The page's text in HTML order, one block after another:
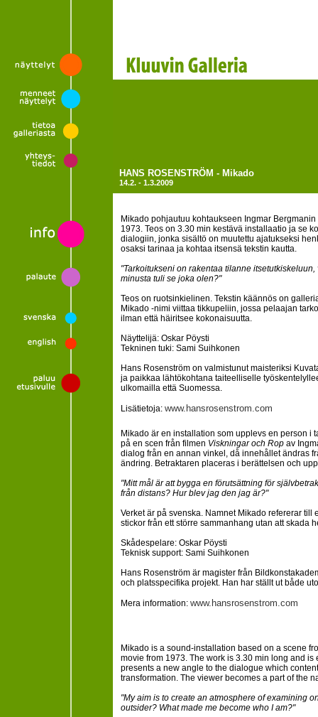
HANS ROSENSTRÖM - Mikado
14.2. - 1.3.2009
Mikado pohjautuu kohtaukseen Ingmar
1973. Teos on 3.30 min kestävä installaatio ja se
dialogiin, jonka sisältö on muutettu ajatukseksi
osaksi tarinaa ja kohtaa itsensä tekstin kautta.
"Tarkoitukseni on rakentaa tilanne
minusta tuli se joka olen?"
Teos on ruotsinkielinen. Tekstin käännös on
Mikado -nimi viittaa tikkupeliin, jossa pelaajan
ilman että häiritsee kokonaisuutta.
Näyttelijä: Oskar Pöysti
Tekninen tuki: Sami Suihkonen
Hans Rosenström on valmistunut maisteriksi
ja paikkaa lähtökohtana taiteelliselle
ulkomailla että Suomessa.
Lisätietoja: www.hansrosenstrom.com
Mikado är en installation som upplevs en person i
på en scen från filmen Viskningar och Rop av
dialog från en annan vinkel, då innehållet ändras
ändring. Betraktaren placeras i berättelsen och
"Mitt mål är att bygga en förutsättning för
från distans? Hur blev jag den jag är?"
Verket är på svenska. Namnet Mikado refererar
stickor från ett större sammanhang utan att skada
Skådespelare: Oskar Pöysti
Teknisk support: Sami Suihkonen
Hans Rosenström är magister från
och platsspecifika projekt. Han har ställt ut både
Mera information: www.hansrosenstrom.com
Mikado is a sound-installation based on a scene
movie from 1973. The work is 3.30 min long and
presents a new angle to the dialogue which
transformation. The viewer becomes a part of the
"My aim is to create an atmosphere of examining
outsider? What made me become who I am?"